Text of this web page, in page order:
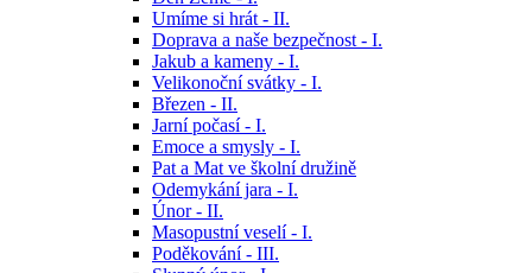
Umíme si hrát - II.
Doprava a naše bezpečnost - I.
Jakub a kameny - I.
Velikonoční svátky - I.
Březen - II.
Jarní počasí - I.
Emoce a smysly - I.
Pat a Mat ve školní družině
Odemykání jara - I.
Únor - II.
Masopustní veselí - I.
Poděkování - III.